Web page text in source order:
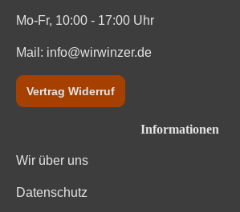
Mo-Fr, 10:00 - 17:00 Uhr
Mail: info@wirwinzer.de
Vertrag Widerruf
Informationen
Wir über uns
Datenschutz